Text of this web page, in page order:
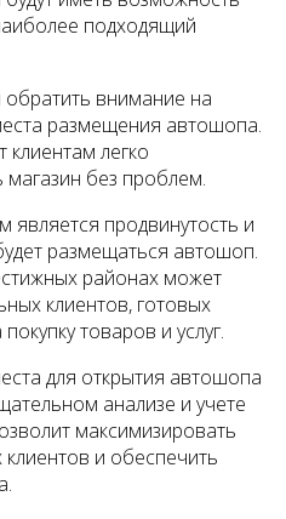
подходящий
обратить внимание на
размещения автошопа.
легко
магазин без проблем.
продвинутость и
размещаться автошоп.
районах может
клиентов, готовых
товаров и услуг.
для открытия автошопа
анализе и учете
максимизировать
и обеспечить